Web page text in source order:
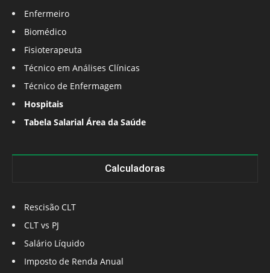
Enfermeiro
Biomédico
Fisioterapeuta
Técnico em Análises Clínicas
Técnico de Enfermagem
Hospitais
Tabela Salarial Área da Saúde
Calculadoras
Rescisão CLT
CLT vs PJ
Salário Líquido
Imposto de Renda Anual